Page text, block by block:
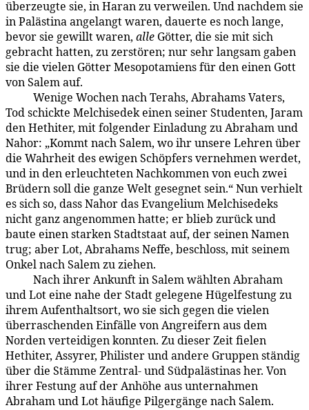
überzeugte sie, in Haran zu verweilen. Und nachdem sie
in Palästina angelangt waren, dauerte es noch lange,
bevor sie gewillt waren, alle Götter, die sie mit sich
gebracht hatten, zu zerstören; nur sehr langsam gaben
sie die vielen Götter Mesopotamiens für den einen Gott
von Salem auf.
Wenige Wochen nach Terahs, Abrahams Vaters,
Tod schickte Melchisedek einen seiner Studenten, Jaram
den Hethiter, mit folgender Einladung zu Abraham und
Nahor: „Kommt nach Salem, wo ihr unsere Lehren über
die Wahrheit des ewigen Schöpfers vernehmen werdet,
und in den erleuchteten Nachkommen von euch zwei
Brüdern soll die ganze Welt gesegnet sein.“ Nun verhielt
es sich so, dass Nahor das Evangelium Melchisedeks
nicht ganz angenommen hatte; er blieb zurück und
baute einen starken Stadtstaat auf, der seinen Namen
trug; aber Lot, Abrahams Neffe, beschloss, mit seinem
Onkel nach Salem zu ziehen.
Nach ihrer Ankunft in Salem wählten Abraham
und Lot eine nahe der Stadt gelegene Hügelfestung zu
ihrem Aufenthaltsort, wo sie sich gegen die vielen
überraschenden Einfälle von Angreifern aus dem
Norden verteidigen konnten. Zu dieser Zeit fielen
Hethiter, Assyrer, Philister und andere Gruppen ständig
über die Stämme Zentral- und Südpalästinas her. Von
ihrer Festung auf der Anhöhe aus unternahmen
Abraham und Lot häufige Pilgergänge nach Salem.